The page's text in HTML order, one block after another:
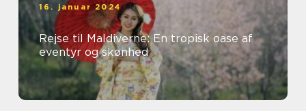
16. januar 2024
Rejse til Maldiverne: En tropisk oase af
eventyr og skønhed